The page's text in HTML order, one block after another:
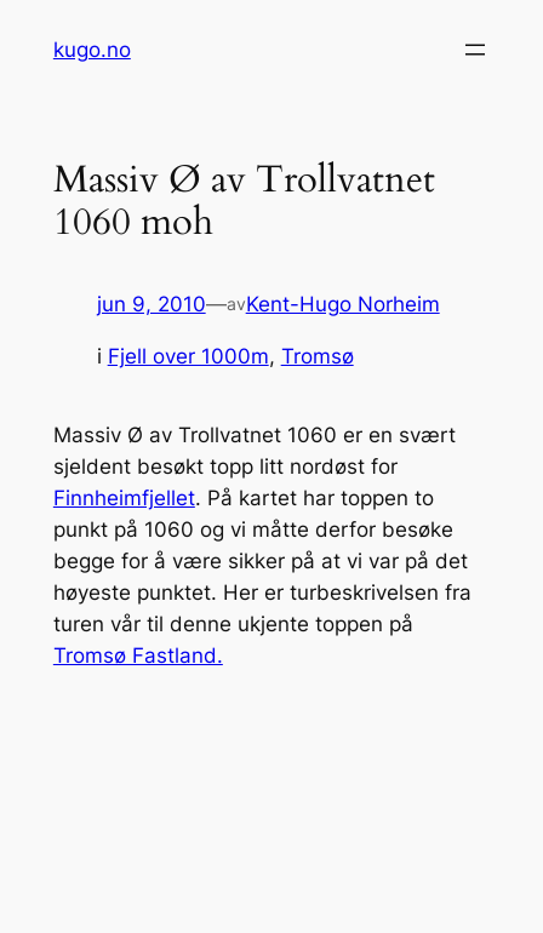
kugo.no
Massiv Ø av Trollvatnet
1060 moh
jun 9, 2010—avKent-Hugo Norheim
i Fjell over 1000m, Tromsø
Massiv Ø av Trollvatnet 1060 er en svært
sjeldent besøkt topp litt nordøst for
Finnheimfjellet. På kartet har toppen to
punkt på 1060 og vi måtte derfor besøke
begge for å være sikker på at vi var på det
høyeste punktet. Her er turbeskrivelsen fra
turen vår til denne ukjente toppen på
Tromsø Fastland.